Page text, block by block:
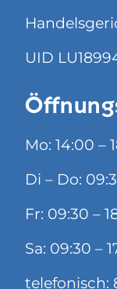
UID
Mo: 14:00 –
Di – Do:
Fr: 09:30 –
Sa: 09:30 –
telefonisch: